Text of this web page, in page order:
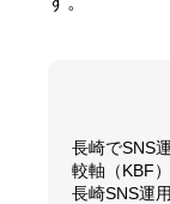
長崎でSNS
較軸（KBF）
長崎SNS運